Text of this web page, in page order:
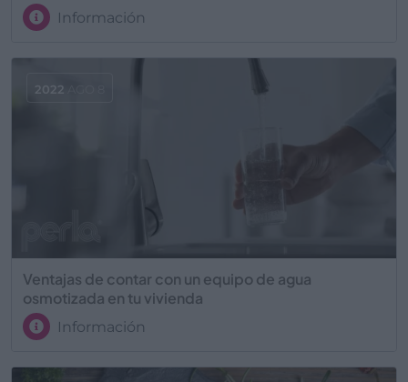
Información
Ventajas de contar con un equipo de agua
osmotizada en tu vivienda
Información
2022